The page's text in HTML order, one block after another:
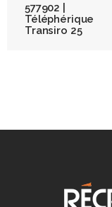
577902 |
Téléphérique
Transiro 25